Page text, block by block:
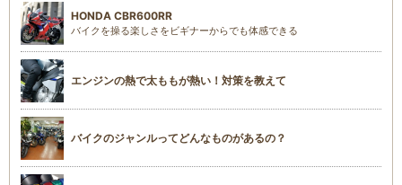
HONDA CBR600RR
バイクを操る楽しさをビギナーからでも体感できる
エンジンの熱で太ももが熱い！対策を教えて
バイクのジャンルってどんなものがあるの？